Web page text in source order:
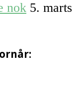
nok 5. marts